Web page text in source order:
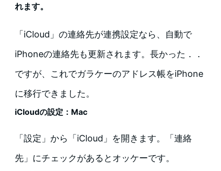
れます。
「iCloud」の連絡先が連携設定なら、自動で
iPhoneの連絡先も更新されます。長かった．．
ですが、これでガラケーのアドレス帳をiPhone
に移行できました。
iCloudの設定：Mac
「設定」から「iCloud」を開きます。「連絡
先」にチェックがあるとオッケーです。